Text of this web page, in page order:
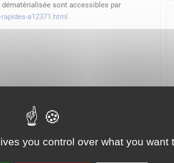
you control over what you want
sont accessibles par
a12371.html
avec des véhicules n'excédant pas
avec des véhicules n'excédant pas